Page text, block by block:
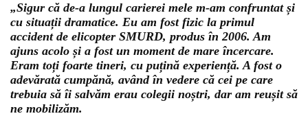
„Sigur că de-a lungul carierei mele m-am confruntat și
cu situații dramatice. Eu am fost fizic la primul
accident de elicopter SMURD, produs în 2006. Am
ajuns acolo și a fost un moment de mare încercare.
Eram toți foarte tineri, cu puțină experiență. A fost o
adevărată cumpănă, având în vedere că cei pe care
trebuia să îi salvăm erau colegii noștri, dar am reușit să
ne mobilizăm.